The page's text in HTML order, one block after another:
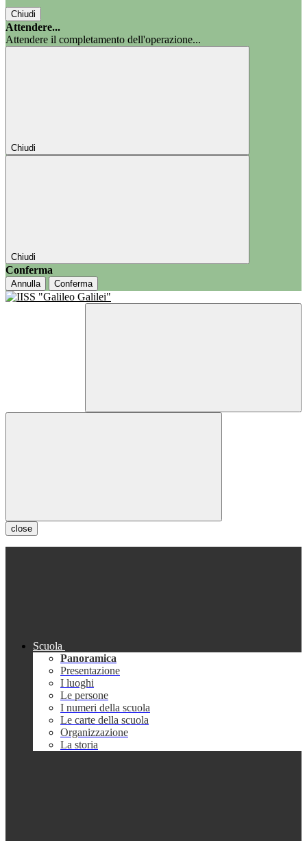
Chiudi
Attendere...
Attendere il completamento dell'operazione...
Chiudi
Chiudi
Conferma
Annulla Conferma
close
Scuola
Panoramica
Presentazione
I luoghi
Le persone
I numeri della scuola
Le carte della scuola
Organizzazione
La storia